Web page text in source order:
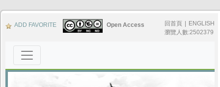
ADD FAVORITE Open Access 回首頁
ENGLISH
瀏覽人數:2502379